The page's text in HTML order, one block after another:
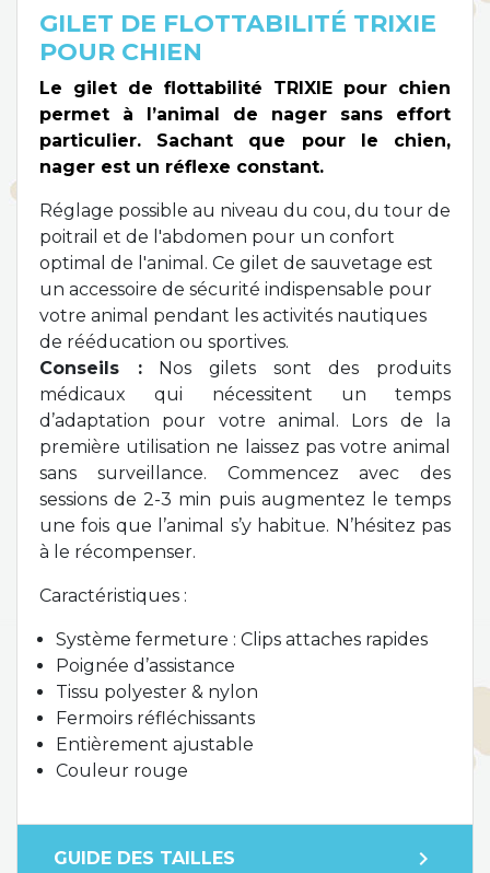
GILET DE FLOTTABILITÉ TRIXIE
POUR CHIEN
Le gilet de flottabilité TRIXIE pour chien
permet à l’animal de nager sans effort
particulier. Sachant que pour le chien,
nager est un réflexe constant.
Réglage possible au niveau du cou, du tour de
poitrail et de l'abdomen pour un confort
optimal de l'animal. Ce gilet de sauvetage est
un accessoire de sécurité indispensable pour
votre animal pendant les activités nautiques
de rééducation ou sportives.
Conseils :Nos gilets sont des produits
médicaux qui nécessitent un temps
d’adaptation pour votre animal. Lors de la
première utilisation ne laissez pas votre animal
sans surveillance. Commencez avec des
sessions de 2-3 min puis augmentez le temps
une fois que l’animal s’y habitue. N’hésitez pas
à le récompenser.
Caractéristiques :
Système fermeture : Clips attaches rapides
Poignée d’assistance
Tissu polyester & nylon
Fermoirs réfléchissants
Entièrement ajustable
Couleur rouge
GUIDE DES TAILLES expand_more